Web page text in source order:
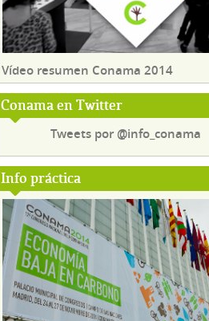
Vídeo resumen Conama 2014
Conama en Twitter
Tweets por @info_conama
Info práctica